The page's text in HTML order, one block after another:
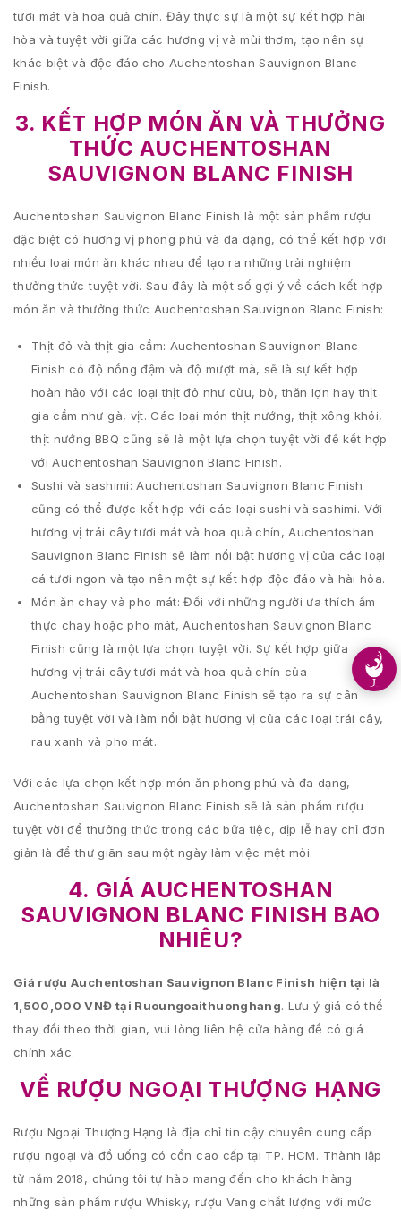
tươi mát và hoa quả chín. Đây thực sự là một sự kết hợp hài
hòa và tuyệt vời giữa các hương vị và mùi thơm, tạo nên sự
khác biệt và độc đáo cho Auchentoshan Sauvignon Blanc
Finish.
3. KẾT HỢP MÓN ĂN VÀ THƯỞNG
THỨC AUCHENTOSHAN
SAUVIGNON BLANC FINISH
Auchentoshan Sauvignon Blanc Finish là một sản phẩm rượu
đặc biệt có hương vị phong phú và đa dạng, có thể kết hợp với
nhiều loại món ăn khác nhau để tạo ra những trải nghiệm
thưởng thức tuyệt vời. Sau đây là một số gợi ý về cách kết hợp
món ăn và thưởng thức Auchentoshan Sauvignon Blanc Finish:
Thịt đỏ và thịt gia cầm: Auchentoshan Sauvignon Blanc
Finish có độ nồng đậm và độ mượt mà, sẽ là sự kết hợp
hoàn hảo với các loại thịt đỏ như cừu, bò, thăn lợn hay thịt
gia cầm như gà, vịt. Các loại món thịt nướng, thịt xông khói,
thịt nướng BBQ cũng sẽ là một lựa chọn tuyệt vời để kết hợp
với Auchentoshan Sauvignon Blanc Finish.
Sushi và sashimi: Auchentoshan Sauvignon Blanc Finish
cũng có thể được kết hợp với các loại sushi và sashimi. Với
hương vị trái cây tươi mát và hoa quả chín, Auchentoshan
Sauvignon Blanc Finish sẽ làm nổi bật hương vị của các loại
cá tươi ngon và tạo nên một sự kết hợp độc đáo và hài hòa.
Món ăn chay và pho mát: Đối với những người ưa thích ẩm
thực chay hoặc pho mát, Auchentoshan Sauvignon Blanc
Finish cũng là một lựa chọn tuyệt vời. Sự kết hợp giữa
hương vị trái cây tươi mát và hoa quả chín của
Auchentoshan Sauvignon Blanc Finish sẽ tạo ra sự cân
bằng tuyệt vời và làm nổi bật hương vị của các loại trái cây,
rau xanh và pho mát.
Với các lựa chọn kết hợp món ăn phong phú và đa dạng,
Auchentoshan Sauvignon Blanc Finish sẽ là sản phẩm rượu
tuyệt vời để thưởng thức trong các bữa tiệc, dịp lễ hay chỉ đơn
giản là để thư giãn sau một ngày làm việc mệt mỏi.
4. GIÁ AUCHENTOSHAN
SAUVIGNON BLANC FINISH BAO
NHIÊU?
Giá rượu Auchentoshan Sauvignon Blanc Finish hiện tại là
1,500,000 VNĐ tại Ruoungoaithuonghang. Lưu ý giá có thể
thay đổi theo thời gian, vui lòng liên hệ cửa hàng để có giá
chính xác.
VỀ RƯỢU NGOẠI THƯỢNG HẠNG
Rượu Ngoại Thượng Hạng là địa chỉ tin cậy chuyên cung cấp
rượu ngoại và đồ uống có cồn cao cấp tại TP. HCM. Thành lập
từ năm 2018, chúng tôi tự hào mang đến cho khách hàng
những sản phẩm rượu Whisky, rượu Vang chất lượng với mức